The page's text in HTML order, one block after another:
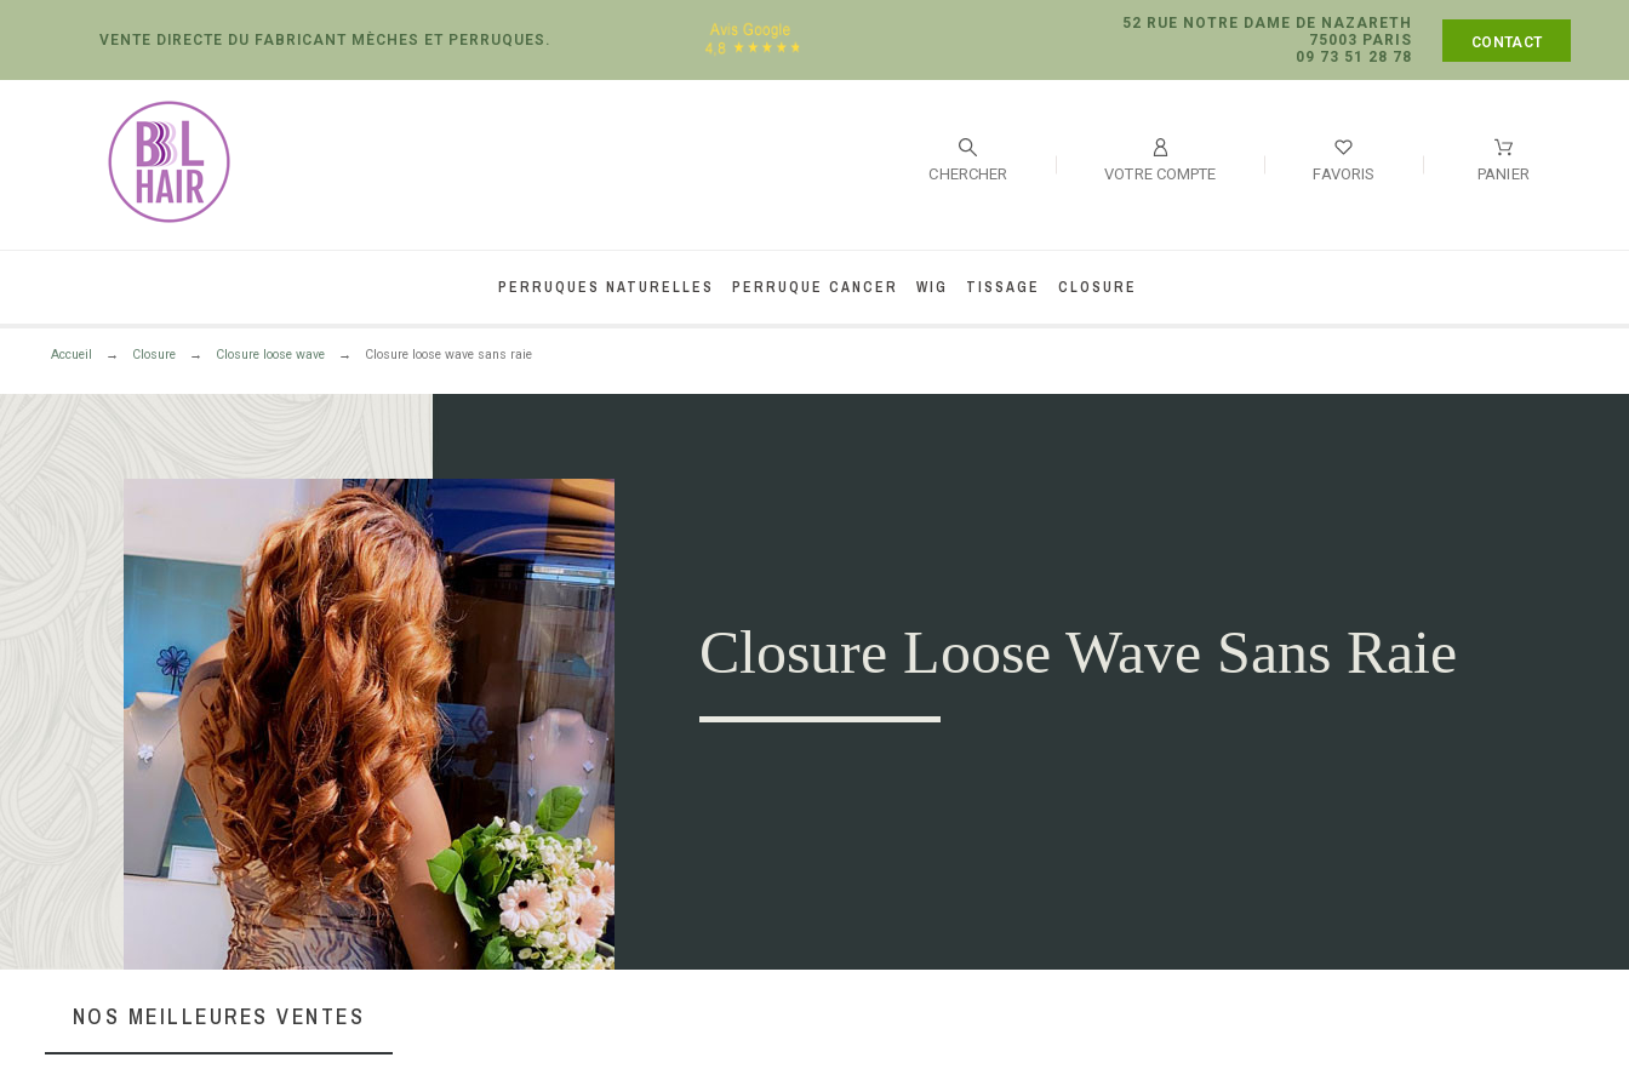
VENTE DIRECTE DU FABRICANT MÈCHES ET PERRUQUES.
52 RUE NOTRE DAME DE NAZARETH
75003 PARIS
09 73 51 28 78
CONTACT
VOTRE COMPTE FAVORIS PANIER
CHERCHER
PERRUQUES NATURELLES PERRUQUE CANCER WIG TISSAGE CLOSURE
Accueil Closure Closure loose wave Closure loose wave sans raie
Closure Loose Wave Sans Raie
NOS MEILLEURES VENTES